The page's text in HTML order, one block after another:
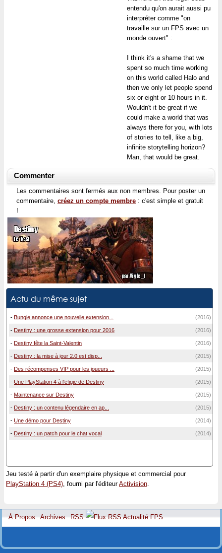
entendu qu'on aurait aussi pu
interpréter comme "on
travaille sur un FPS avec un
monde ouvert" :
I think it's a shame that we
spent so much time working
on this world called Halo and
then we only let people spend
six or eight or 10 hours in it.
Wouldn't it be great if we
could make a world that was
always there for you, with lots
of stories to tell, like a big,
infinite storytelling horizon?
Man, that would be great.
Commenter
Les commentaires sont fermés aux non membres. Pour poster un
commentaire, créez un compte membre : c'est simple et gratuit
!
Actu du même sujet
- Bungie annonce une nouvelle extension... (2016)
- Destiny : une grosse extension pour 2016 (2016)
- Destiny fête la Saint-Valentin (2016)
- Destiny : la mise à jour 2.0 est disp... (2015)
- Des récompenses VIP pour les joueurs ... (2015)
- Une PlayStation 4 à l'efigie de Destiny (2015)
- Maintenance sur Destiny (2015)
- Destiny : un contenu légendaire en ap... (2015)
- Une démo pour Destiny (2014)
- Destiny : un patch pour le chat vocal (2014)
Jeu testé à partir d'un exemplaire physique et commercial pour
PlayStation 4 (PS4) , fourni par l'éditeurActivision
À Propos Archives RSS